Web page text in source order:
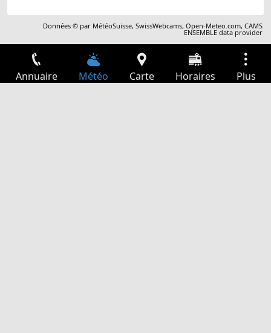
Données © par MétéoSuisse,SwissWebcams,Open-Meteo.com,CAMS
ENSEMBLE data provider
Annuaire Météo Carte Horaires Plus